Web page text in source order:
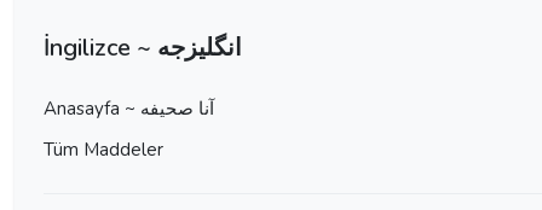
İngilizce ~ انگلیزجه
Anasayfa ~ آنا صحيفه
Tüm Maddeler